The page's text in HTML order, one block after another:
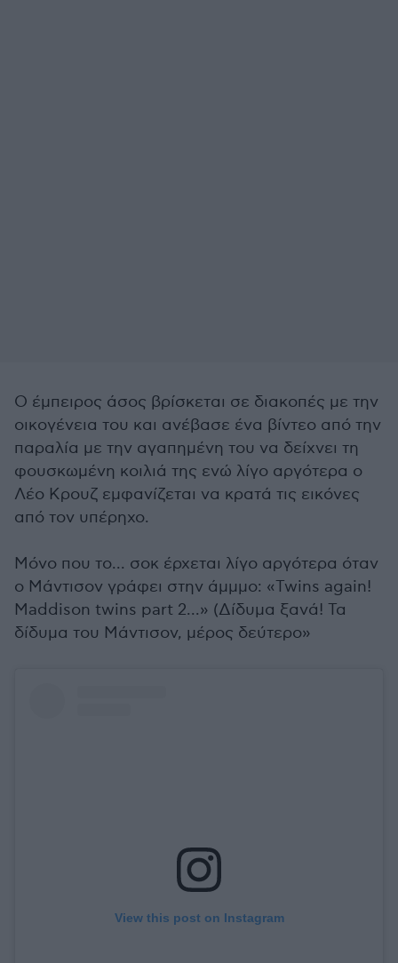
Ο έμπειρος άσος βρίσκεται σε διακοπές με την
οικογένεια του και ανέβασε ένα βίντεο από την
παραλία με την αγαπημένη του να δείχνει τη
φουσκωμένη κοιλιά της ενώ λίγο αργότερα ο
Λέο Κρουζ εμφανίζεται να κρατά τις εικόνες
από τον υπέρηχο.
Μόνο που το... σοκ έρχεται λίγο αργότερα όταν
ο Μάντισον γράφει στην άμμμο: «Twins again!
Maddison twins part 2...» (Δίδυμα ξανά! Τα
δίδυμα του Μάντισον, μέρος δεύτερο»
View this post on Instagram